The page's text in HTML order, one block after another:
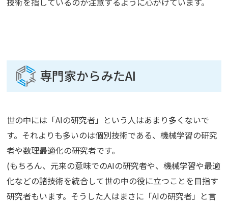
専門家からみたAI
世の中には「AIの研究者」という人はあまり多くないで
す。それよりも多いのは個別技術である、機械学習の研究
者や数理最適化の研究者です。
(もちろん、元来の意味でのAIの研究者や、機械学習や最適
化などの諸技術を統合して世の中の役に立つことを目指す
研究者もいます。そうした人はまさに「AIの研究者」と言